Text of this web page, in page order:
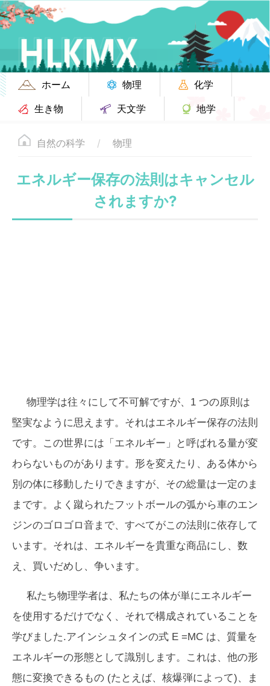
ホーム 物理
化学
生き物
天文学 地学
自然の科学 物理
エネルギー保存の法則はキャンセル
されますか?
物理学は往々にして不可解ですが、1 つの原則は
堅実なように思えます。それはエネルギー保存の法則
です。この世界には「エネルギー」と呼ばれる量が変
わらないものがあります。形を変えたり、ある体から
別の体に移動したりできますが、その総量は一定のま
まです。よく蹴られたフットボールの弧から車のエン
ジンのゴロゴロ音まで、すべてがこの法則に依存して
います。それは、エネルギーを貴重な商品にし、数
え、買いだめし、争います。
私たち物理学者は、私たちの体が単にエネルギー
を使用するだけでなく、それで構成されていることを
学びました.アインシュタインの式 E =MC は、質量を
エネルギーの形態として識別します。これは、他の形
態に変換できるもの (たとえば、核爆弾によって)、ま